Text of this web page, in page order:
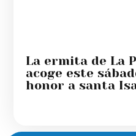
La ermita de La
acoge este
honor a santa